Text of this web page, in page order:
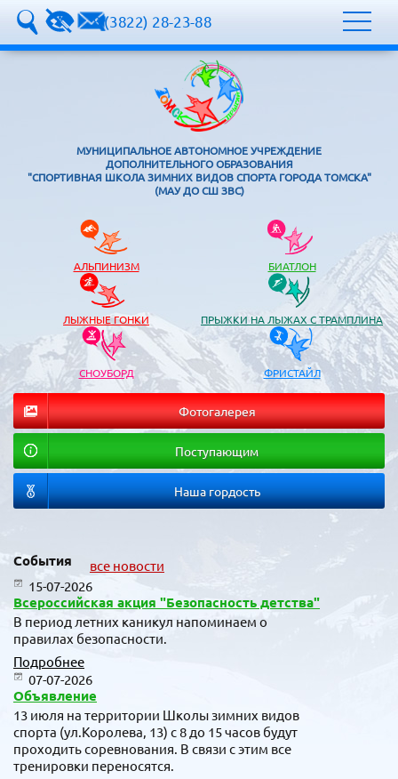
8 (3822) 28-23-88
МУНИЦИПАЛЬНОЕ АВТОНОМНОЕ УЧРЕЖДЕНИЕ
ДОПОЛНИТЕЛЬНОГО ОБРАЗОВАНИЯ
"СПОРТИВНАЯ ШКОЛА ЗИМНИХ ВИДОВ СПОРТА ГОРОДА ТОМСКА"
(МАУ ДО СШ ЗВС)
АЛЬПИНИЗМ БИАТЛОН
ЛЫЖНЫЕ ГОНКИ ПРЫЖКИ НА ЛЫЖАХ С ТРАМПЛИНА
СНОУБОРД ФРИСТАЙЛ
Фотогалерея
Поступающим
Наша гордость
События
все новости
15-07-2026
Всероссийская акция "Безопасность детства"
В период летних каникул напоминаем о
правилах безопасности.
Подробнее
07-07-2026
Объявление
13 июля на территории Школы зимних видов
спорта (ул.Королева, 13) с 8 до 15 часов будут
проходить соревнования. В связи с этим все
тренировки переносятся.